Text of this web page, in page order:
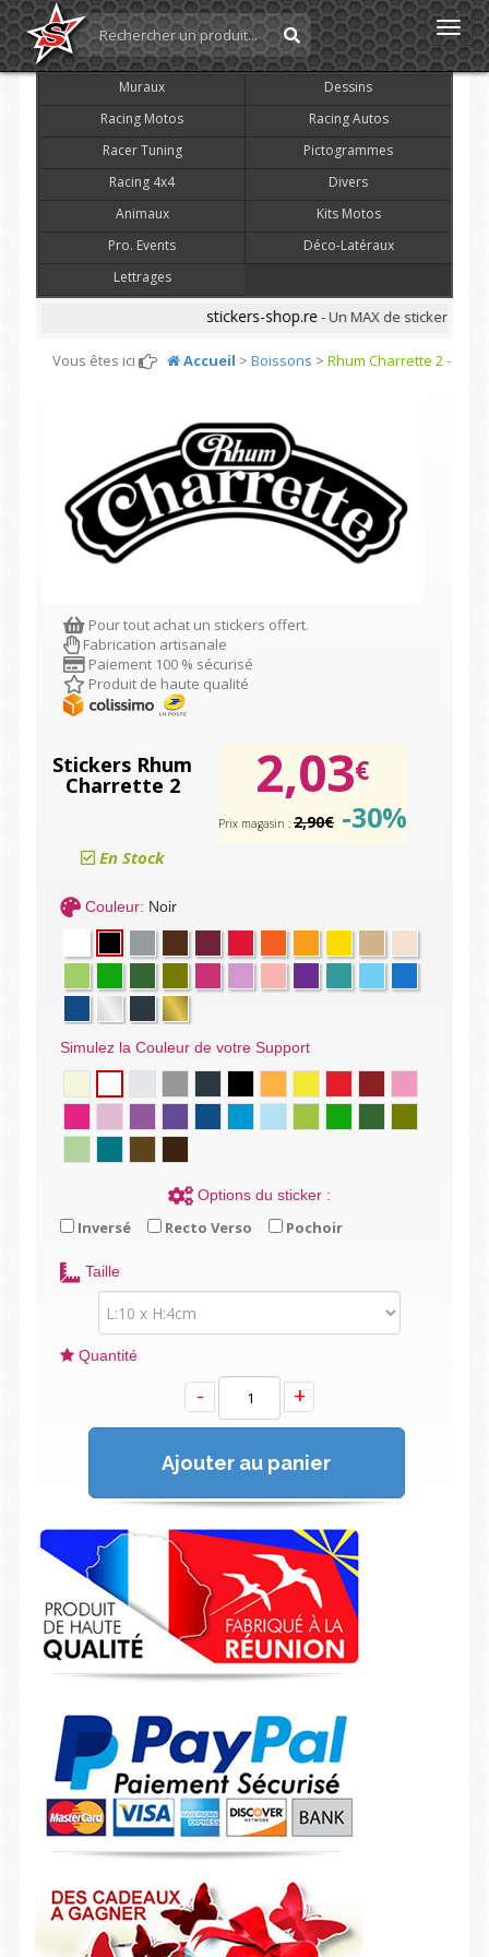
Muraux
Dessins
Racing Motos
Racing Autos
Racer Tuning
Pictogrammes
Racing 4x4
Divers
Animaux
Kits Motos
Pro. Events
Déco-Latéraux
Lettrages
stickers-shop.re- Un MAX de stickers pas
Vous êtes ici Accueil > Boissons > Rhum Charrette 2 -
Pour tout achat un stickers offert.
Fabrication artisanale
Paiement 100 % sécurisé
Produit de haute qualité
Stickers Rhum
Charrette 2 2,03€
Prix magasin : 2,90€-30%
En Stock
Couleur: Noir
Simulez la Couleur de votre Support
Options du sticker :
Inversé Recto Verso Pochoir
Taille
Quantité
- +